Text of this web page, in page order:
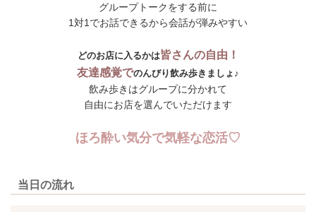
グループトークをする前に
1対1でお話できるから会話が弾みやすい
どのお店に入るかは皆さんの自由！
友達感覚でのんびり飲み歩きましょ♪
飲み歩きはグループに分かれて
自由にお店を選んでいただけます
ほろ酔い気分で気軽な恋活♡
当日の流れ